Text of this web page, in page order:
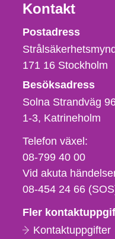
Kontakt
Postadress
171 16 Stockholm
Besöksadress
Solna Strandväg
1-3 Katrineholm
Telefon,
fax
och
e-
Telefon växel:
08-799 40 00
Vid akuta
08-454 24 66
Fler
Kontaktuppgifter